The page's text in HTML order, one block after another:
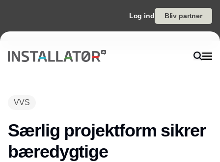
Log ind Bliv partner
VVS
Særlig projektform sikrer
bæredygtige